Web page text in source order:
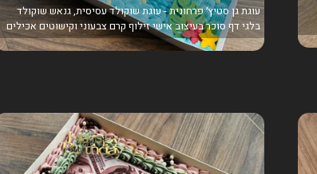
עוגת גן סטיץ׳ פרחונית - עוגת שוקולד עסיסית, גנאש שוקולד
בלגי דף סוכר בעיצוב אישי זילוף קרם צבעוני וקישוטים אכילים